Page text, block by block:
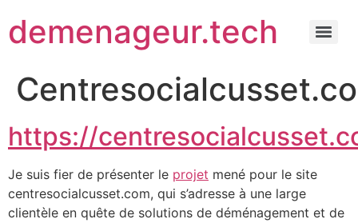
demenageur.tech
https://
Je suis fier de présenter le projet mené pour le site
centresocialcusset.com, qui s’adresse à une large
clientèle en quête de solutions de déménagement et de